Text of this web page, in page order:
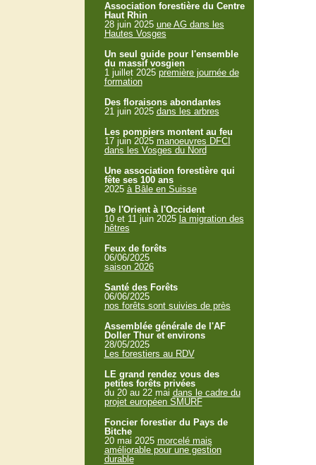
Association forestière du Centre
Haut Rhin
28 juin 2025 une AG dans les
Hautes Vosges
Un seul guide pour l'ensemble
du massif vosgien
1 juillet 2025 première journée de
formation
Des floraisons abondantes
21 juin 2025 dans les arbres
Les pompiers montent au feu
17 juin 2025 manoeuvres DFCI
dans les Vosges du Nord
Une association forestière qui
fête ses 100 ans
2025 à Bâle en Suisse
De l'Orient à l'Occident
10 et 11 juin 2025 la migration des
hêtres
Feux de forêts
06/06/2025
saison 2026
Santé des Forêts
06/06/2025
nos forêts sont suivies de près
Assemblée générale de l'AF
Doller Thur et environs
28/05/2025
Les forestiers au RDV
LE grand rendez vous des
petites forêts privées
du 20 au 22 mai dans le cadre du
projet européen SMURF
Foncier forestier du Pays de
Bitche
20 mai 2025 morcelé mais
améliorable pour une gestion
durable